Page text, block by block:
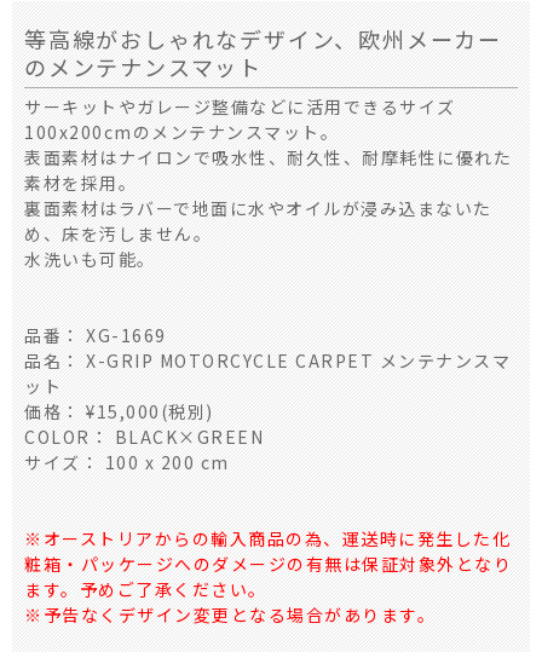
等高線がおしゃれなデザイン、欧州メーカー
のメンテナンスマット
サーキットやガレージ整備などに活用できるサイズ
100x200cmのメンテナンスマット。
表面素材はナイロンで吸水性、耐久性、耐摩耗性に優れた
素材を採用。
裏面素材はラバーで地面に水やオイルが浸み込まないた
め、床を汚しません。
水洗いも可能。
品番： XG-1669
品名： X-GRIP MOTORCYCLE CARPET メンテナンスマ
ット
価格： ¥15,000(税別)
COLOR： BLACK×GREEN
サイズ： 100 x 200 cm
※オーストリアからの輸入商品の為、運送時に発生した化
粧箱・パッケージへのダメージの有無は保証対象外となり
ます。予めご了承ください。
※予告なくデザイン変更となる場合があります。